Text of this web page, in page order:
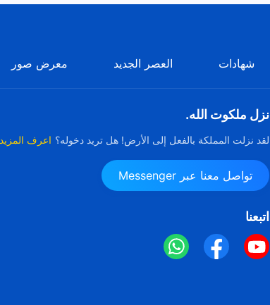
شهادات العصر الجديد معرض صور
نزل ملكوت الله.
لقد نزلت المملكة بالفعل إلى الأرض! هل تريد دخوله؟ اعرف المزيد
تواصل معنا عبر Messenger
اتبعنا